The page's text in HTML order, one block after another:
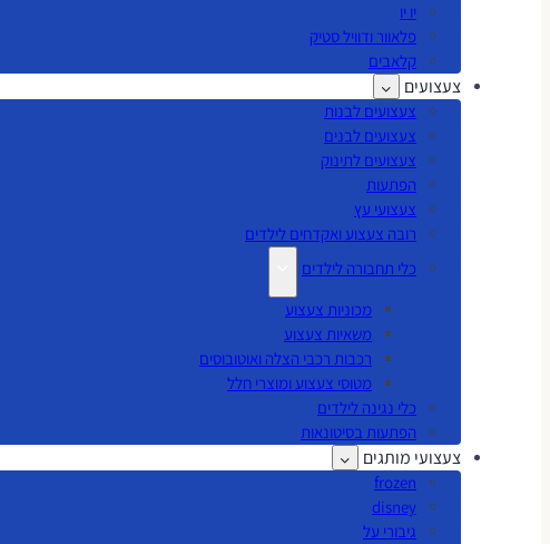
יו יו
פלאוור ודוויל סטיק
קלאבים
צעצועים
צעצועים לבנות
צעצועים לבנים
צעצועים לתינוק
הפתעות
צעצועי עץ
רובה צעצוע ואקדחים לילדים
כלי תחבורה לילדים
מכוניות צעצוע
משאיות צעצוע
רכבות רכבי הצלה ואוטובוסים
מטוסי צעצוע ומוצרי חלל
כלי נגינה לילדים
הפתעות בסיטונאות
צעצועי מותגים
frozen
disney
גיבורי על